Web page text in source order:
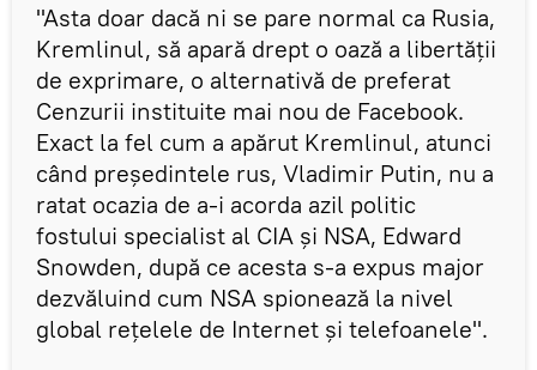
"Asta doar dacă ni se pare normal ca Rusia,
Kremlinul, să apară drept o oază a libertății
de exprimare, o alternativă de preferat
Cenzurii instituite mai nou de Facebook.
Exact la fel cum a apărut Kremlinul, atunci
când președintele rus, Vladimir Putin, nu a
ratat ocazia de a-i acorda azil politic
fostului specialist al CIA și NSA, Edward
Snowden, după ce acesta s-a expus major
dezvăluind cum NSA spionează la nivel
global rețelele de Internet și telefoanele".